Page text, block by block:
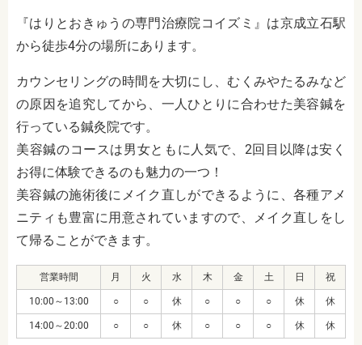
『はりとおきゅうの専門治療院コイズミ』は京成立石駅
から徒歩4分の場所にあります。
カウンセリングの時間を大切にし、むくみやたるみなど
の原因を追究してから、一人ひとりに合わせた美容鍼を
行っている鍼灸院です。
美容鍼のコースは男女ともに人気で、2回目以降は安く
お得に体験できるのも魅力の一つ！
美容鍼の施術後にメイク直しができるように、各種アメ
ニティも豊富に用意されていますので、メイク直しをし
て帰ることができます。
営業時間 月 火 水 木 金 土 日 祝
10:00～13:00 ○ ○ 休 ○ ○ ○ 休 休
14:00～20:00 ○ ○ 休 ○ ○ ○ 休 休